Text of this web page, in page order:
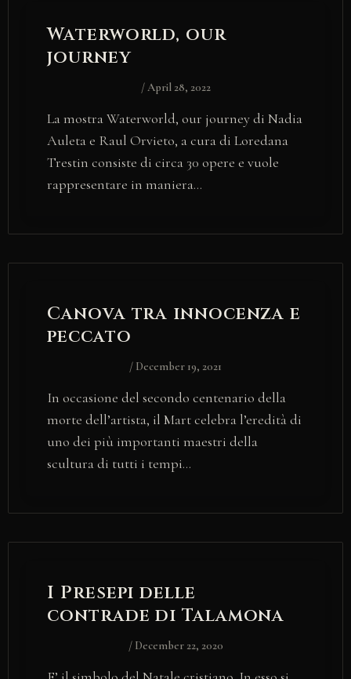
Waterworld, our
journey
/April 28, 2022
La mostra Waterworld, our journey di Nadia
Auleta e Raul Orvieto, a cura di Loredana
Trestin consiste di circa 30 opere e vuole
rappresentare in maniera…
Canova tra innocenza e
peccato
/ December 19, 2021
In occasione del secondo centenario della
morte dell’artista, il Mart celebra l’eredità di
uno dei più importanti maestri della
scultura di tutti i tempi…
I Presepi delle
contrade di Talamona
/ December 22, 2020